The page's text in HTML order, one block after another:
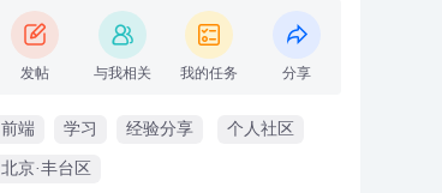
发帖 与我相关 我的任务 分享
前端 学习 经验分享 个人社区
北京·丰台区